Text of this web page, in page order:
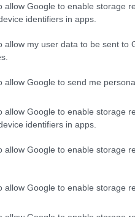
allow Google to enable storage
identifiers in apps.
allow my user data to be sent to
allow Google to send me
allow Google to enable storage
identifiers in apps.
allow Google to enable storage
allow Google to enable storage
τη σύνοδο επέμεινε
F-35 στην Τουρκία.
όλος ο κόσμος
τον Τούρκο ομόλογό
κυρώσεων για την
συστήματος
από το